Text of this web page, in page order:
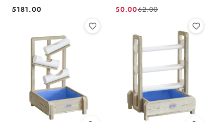
Cena:
5181.00
Cena
50.00
Cena
promocją:
62.00